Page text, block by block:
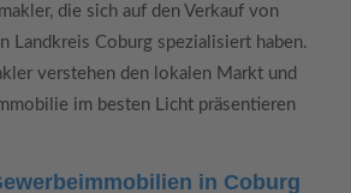
die sich auf den Verkauf von
Landkreis Coburg spezialisiert haben.
verstehen den lokalen Markt und
im besten Licht präsentieren
in Coburg